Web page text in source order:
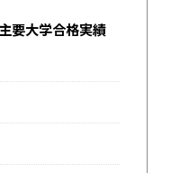
要大学合格実績